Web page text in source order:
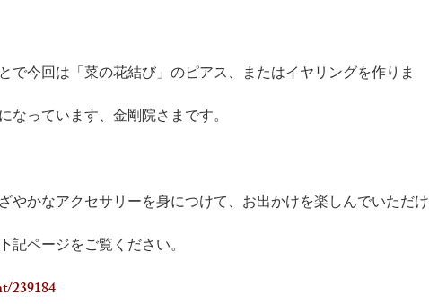
で今回は「菜の花結び」のピアス、またはイヤリングを作りま
なっています、金剛院さまです。
やかなアクセサリーを身につけて、お出かけを楽しんでいただけ
記ページをご覧ください。
239184